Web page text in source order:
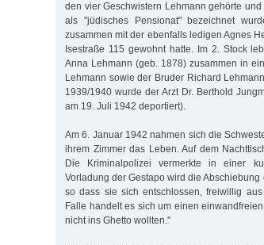
den vier Geschwistern Lehmann gehörte
als "jüdisches Pensionat" bezeichnet
zusammen mit der ebenfalls ledigen Agnes
Isestraße 115 gewohnt hatte. Im 2. Stock
Anna Lehmann (geb. 1878) zusammen in
Lehmann sowie der Bruder Richard
1939/1940 wurde der Arzt Dr. Berthold
am 19. Juli 1942 deportiert).
Am 6. Januar 1942 nahmen sich die
ihrem Zimmer das Leben. Auf dem
Die Kriminalpolizei vermerkte in einer
Vorladung der Gestapo wird die
so dass sie sich entschlossen, freiwillig
Falle handelt es sich um einen
nicht ins Ghetto wollten."